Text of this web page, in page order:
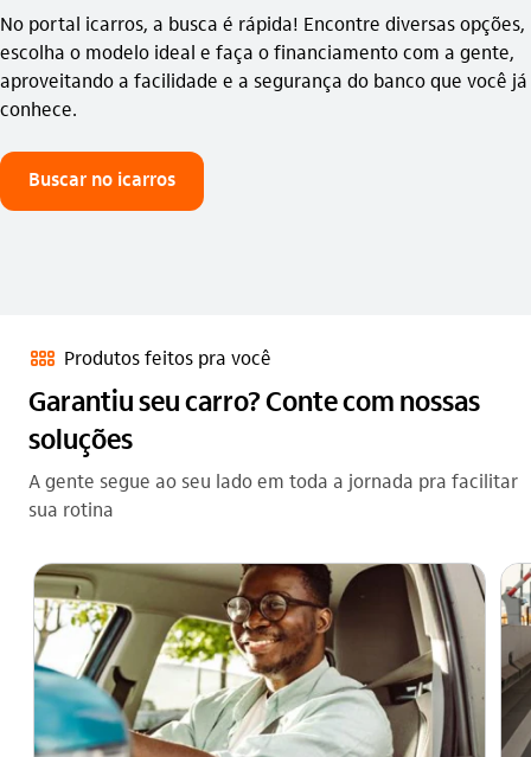
No portal icarros, a busca é rápida! Encontre diversas opções,
escolha o modelo ideal e faça o financiamento com a gente,
aproveitando a facilidade e a segurança do banco que você já
conhece.
Buscar no icarros
produtos_outline Produtos feitos pra você
Garantiu seu carro? Conte com nossas
soluções
A gente segue ao seu lado em toda a jornada pra facilitar
sua rotina